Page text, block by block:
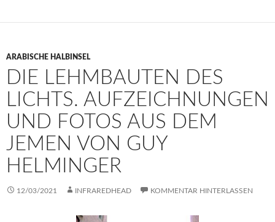
ARABISCHE HALBINSEL
DIE LEHMBAUTEN DES
LICHTS. AUFZEICHNUNGEN
UND FOTOS AUS DEM
JEMEN VON GUY
HELMINGER
12/03/2021 INFRAREDHEAD KOMMENTAR HINTERLASSEN